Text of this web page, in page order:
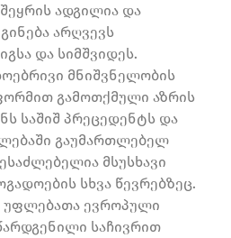
ადგილია და
არღვევს
და სიმშვიდეს.
მნიშვნელობის
გამოთქმული აზრის
საშიშ პრეცედენტს და
გაუმართლებელ
მსუსხავი
სხვა წევრებზეც.
უფლებათა ევროპული
საჩივრით